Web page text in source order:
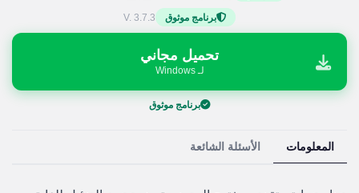
برنامج موثوق V. 3.7.3
تحميل مجاني
لـ Windows
برنامج موثوق
المعلومات الأسئلة الشائعة